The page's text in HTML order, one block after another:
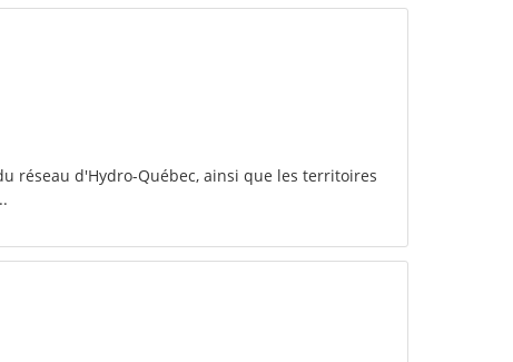
réseau d'Hydro-Québec, ainsi que les territoires